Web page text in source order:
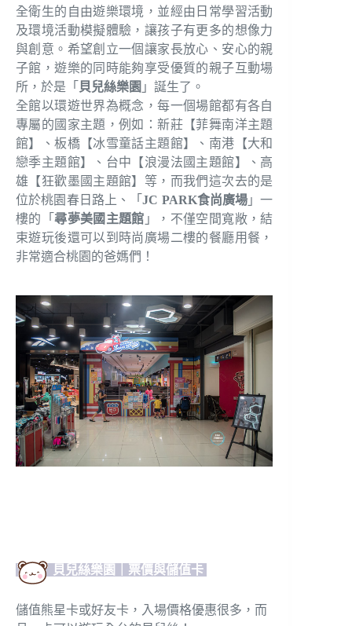
全衛生的自由遊樂環境，並經由日常學習活動
及環境活動模擬體驗，讓孩子有更多的想像力
與創意。希望創立一個讓家長放心、安心的親
子館，遊樂的同時能夠享受優質的親子互動場
所，於是「 貝兒絲樂園 」誕生了。
全館以環遊世界為概念，每一個場館都有各自
專屬的國家主題，例如：新莊【菲舞南洋主題
館】、板橋【冰雪童話主題館】、南港【大和
戀季主題館】、台中【浪漫法國主題館】、高
雄【狂歡墨國主題館】等，而我們這次去的是
位於桃園春日路上、「JC PARK食尚廣場 」一
樓的「尋夢美國主題館 」，不僅空間寬敞，結
束遊玩後還可以到時尚廣場二樓的餐廳用餐，
非常適合桃園的爸媽們！
貝兒絲樂園｜票價與儲值卡
儲值熊星卡或好友卡，入場價格優惠很多，而